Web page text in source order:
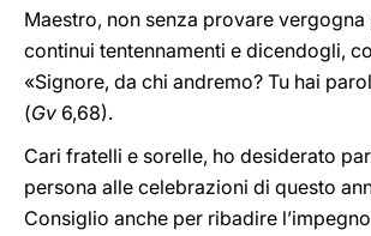
Maestro, non senza provare vergogna
continui tentennamenti e dicendogli,
«Signore, da chi andremo? Tu hai
(Gv 6,68).
Cari fratelli e sorelle, ho desiderato
persona alle celebrazioni di questo
Consiglio anche per ribadire